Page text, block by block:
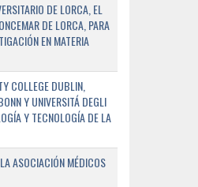
DE LORCA, EL
DE LORCA, PARA
EN MATERIA
COLLEGE DUBLIN,
Y UNIVERSITÁ DEGLI
Y TECNOLOGÍA DE LA
ASOCIACIÓN MÉDICOS